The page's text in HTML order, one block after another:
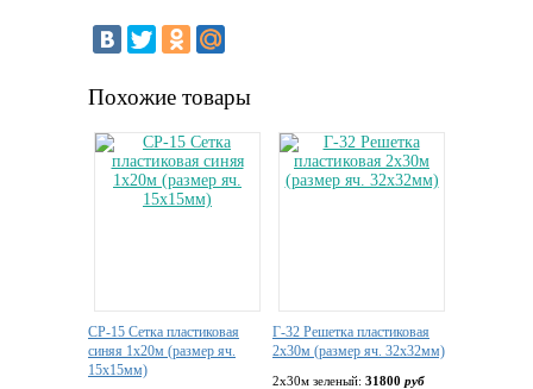
Похожие товары
СР-15 Сетка пластиковая
синяя 1х20м (размер яч.
15х15мм)
Г-32 Решетка пластиковая
2х30м (размер яч. 32х32мм)
2х30м зеленый: 31800 руб